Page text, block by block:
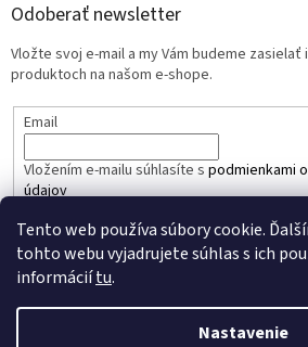
Tento web používa súbory cookie.
tohto webu vyjadrujete súhlas s ich
informáciítu.
Nastavenie
Odoberať newsletter
Vložte svoj e-mail a my Vám budeme
produktoch na našom e-shope.
Email
Vložením e-mailu súhlasíte s podmienkami
údajov
PRIHLÁSIŤ SA
Vytvoril Shoptet